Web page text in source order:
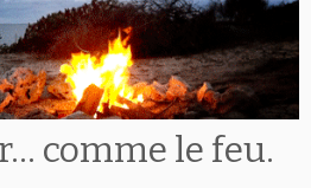
comme le feu.